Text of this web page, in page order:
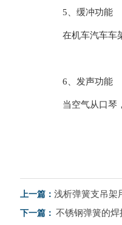
5、缓冲功能
在机车汽车车架
6、发声功能
当空气从口琴，
上一篇： 浅析弹簧支吊架
下一篇： 不锈钢弹簧的